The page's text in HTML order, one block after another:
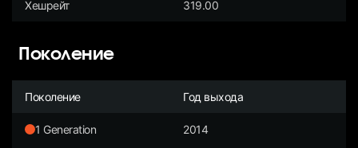
Хешрейт 319.00
Поколение
Поколение Год выхода
1 Generation 2014